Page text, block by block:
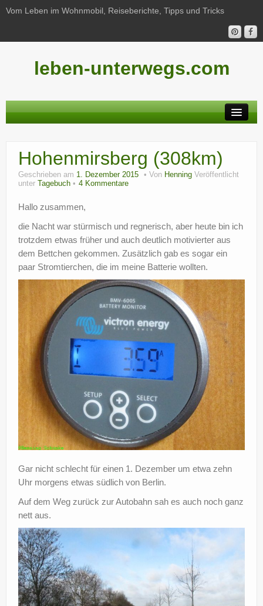
Vom Leben im Wohnmobil, Reiseberichte, Tipps und Tricks
leben-unterwegs.com
Reiseberichte
Unterwegs
Haushalt
Freizeit
Wohnmobil-Technik
Hohenmirsberg (308km)
Geschrieben am 1. Dezember 2015 Von Henning Veröffentlicht
unter
Tagebuch 4 Kommentare
Hallo zusammen,
die Nacht war stürmisch und regnerisch, aber heute bin ich
trotzdem etwas früher und auch deutlich motivierter aus
dem Bettchen gekommen. Zusätzlich gab es sogar ein
paar Stromtierchen, die im meine Batterie wollten.
Gar nicht schlecht für einen 1. Dezember um etwa zehn
Uhr morgens etwas südlich von Berlin.
Auf dem Weg zurück zur Autobahn sah es auch noch ganz
nett aus.